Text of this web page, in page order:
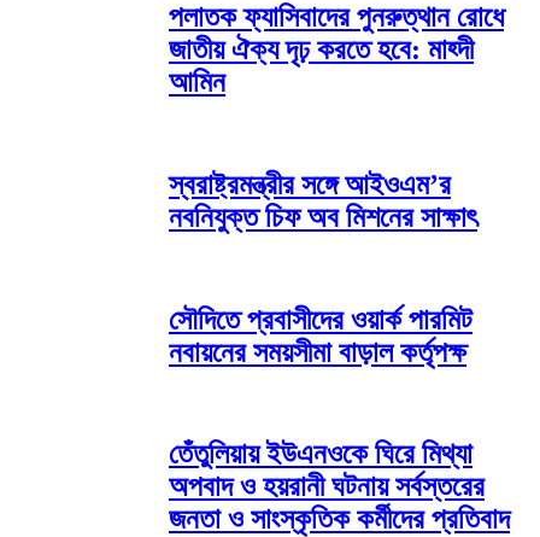
পলাতক ফ্যাসিবাদের পুনরুত্থান রোধে
জাতীয় ঐক্য দৃঢ় করতে হবে: মাহ্দী
আমিন
স্বরাষ্ট্রমন্ত্রীর সঙ্গে আইওএম’র
নবনিযুক্ত চিফ অব মিশনের সাক্ষাৎ
সৌদিতে প্রবাসীদের ওয়ার্ক পারমিট
নবায়নের সময়সীমা বাড়াল কর্তৃপক্ষ
তেঁতুলিয়ায় ইউএনওকে ঘিরে মিথ্যা
অপবাদ ও হয়রানী ঘটনায় সর্বস্তরের
জনতা ও সাংস্কৃতিক কর্মীদের প্রতিবাদ